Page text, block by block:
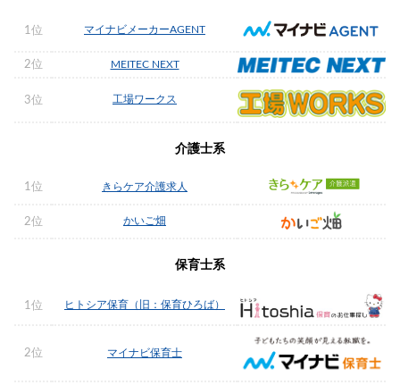
1位 マイナビメーカーAGENT
2位 MEITEC NEXT
3位 工場ワークス
介護士系
1位 きらケア介護求人
2位 かいご畑
保育士系
1位 ヒトシア保育（旧：保育ひろば）
2位 マイナビ保育士